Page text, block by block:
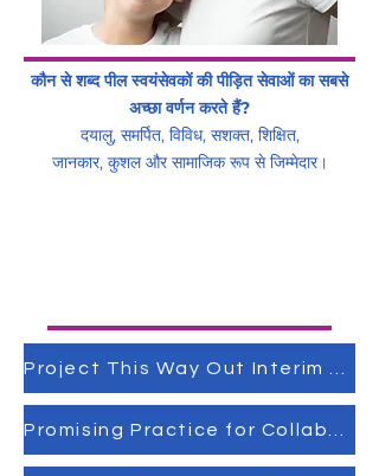
कौन से शब्द पील स्वयंसेवकों की पीड़ित सेवाओं का सबसे
अच्छा वर्णन करते हैं?
दयालु, समर्पित, विविध, सशक्त, शिक्षित,
जानकार, कुशल और सामाजिक रूप से जिम्मेदार।